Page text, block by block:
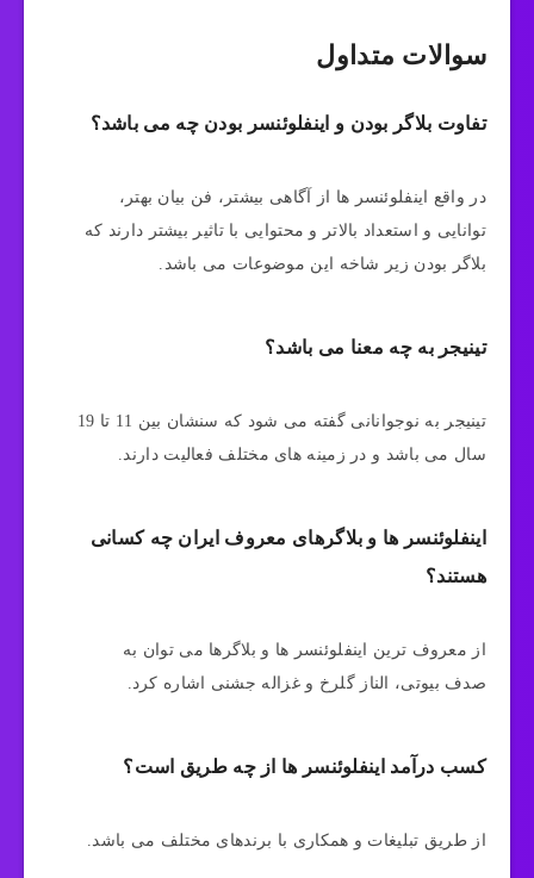
سوالات متداول
تفاوت بلاگر بودن و اینفلوئنسر بودن چه می باشد؟
در واقع اینفلوئنسر ها از آگاهی بیشتر، فن بیان بهتر،
توانایی و استعداد بالاتر و محتوایی با تاثیر بیشتر دارند که
بلاگر بودن زیر شاخه این موضوعات می باشد.
تینیجر به چه معنا می باشد؟
تینیجر به نوجوانانی گفته می شود که سنشان بین 11 تا 19
سال می باشد و در زمینه های مختلف فعالیت دارند.
اینفلوئنسر ها و بلاگرهای معروف ایران چه کسانی
هستند؟
از معروف ترین اینفلوئنسر ها و بلاگرها می توان به
صدف بیوتی، الناز گلرخ و غزاله جشنی اشاره کرد.
کسب درآمد اینفلوئنسر ها از چه طریق است؟
از طریق تبلیغات و همکاری با برندهای مختلف می باشد.